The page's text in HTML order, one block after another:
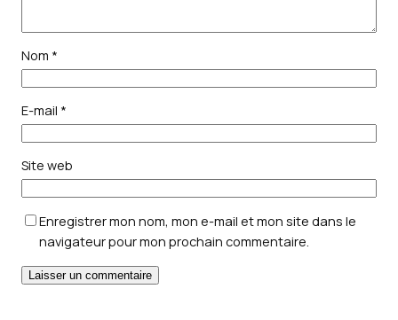
Nom *
E-mail *
Site web
Enregistrer mon nom, mon e-mail et mon site dans le
navigateur pour mon prochain commentaire.